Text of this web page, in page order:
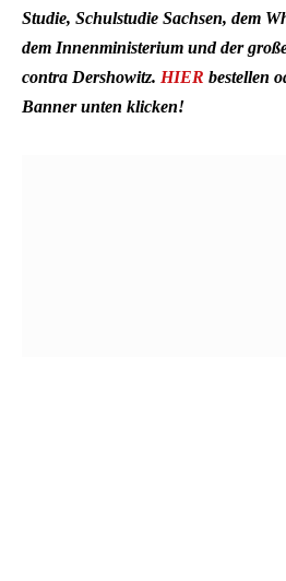
Studie, Schulstudie Sachsen, dem
dem Innenministerium und der
contra Dershowitz. HIER bestellen
Banner unten klicken!